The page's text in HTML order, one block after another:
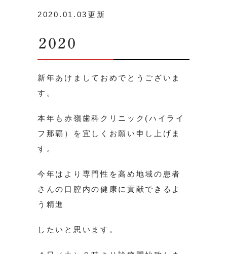
2020.01.03更新
2020
新年あけましておめでとうございま
す。
本年も赤嶺歯科クリニック(ハイライ
フ那覇）を宜しくお願い申し上げま
す。
今年はより専門性を高め地域の患者
さんの口腔内の健康に貢献できるよ
う精進
したいと思います。